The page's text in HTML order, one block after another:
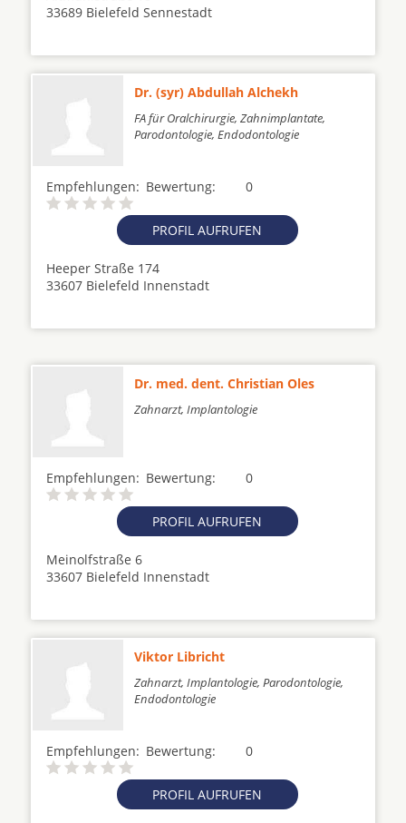
33689 Bielefeld Sennestadt
Dr. (syr) Abdullah Alchekh
FA für Oralchirurgie, Zahnimplantate,
Parodontologie, Endodontologie
Empfehlungen: 0
Bewertung:
PROFIL AUFRUFEN
Heeper Straße 174
33607 Bielefeld Innenstadt
Dr. med. dent. Christian Oles
Zahnarzt, Implantologie
Empfehlungen: 0
Bewertung:
PROFIL AUFRUFEN
Meinolfstraße 6
33607 Bielefeld Innenstadt
Viktor Libricht
Zahnarzt, Implantologie, Parodontologie,
Endodontologie
Empfehlungen: 0
Bewertung:
PROFIL AUFRUFEN